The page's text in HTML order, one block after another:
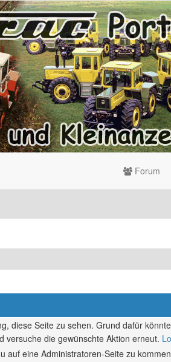
Forum
diese Seite zu sehen. Grund dafür
versuche die gewünschte Aktion erneut.
auf eine Administratoren-Seite zu